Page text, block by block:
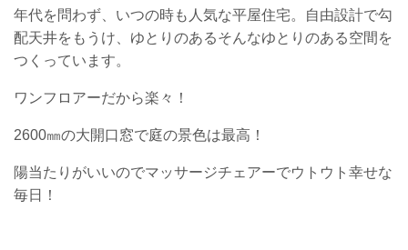
年代を問わず、いつの時も人気な平屋住宅。自由設計で勾
配天井をもうけ、ゆとりのあるそんなゆとりのある空間を
つくっています。
ワンフロアーだから楽々！
2600㎜の大開口窓で庭の景色は最高！
陽当たりがいいのでマッサージチェアーでウトウト幸せな
毎日！